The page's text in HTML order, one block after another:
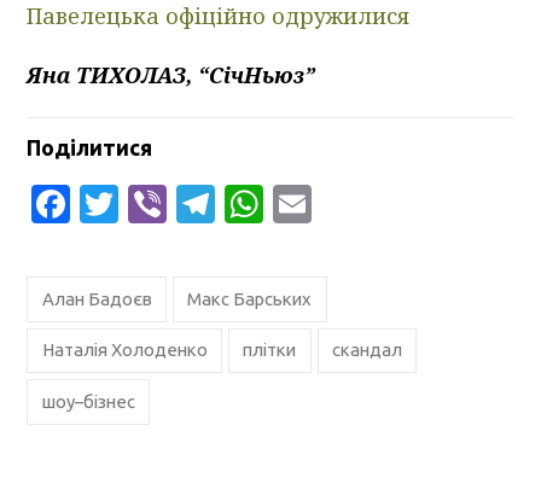
Павелецька офіційно одружилися
Яна ТИХОЛАЗ, “СічНьюз”
Поділитися
Facebook
Twitter
ViberTelegram
WhatsApp
Алан Бадоєв Макс Барських
Наталія Холоденко плітки скандал
шоу–бізнес